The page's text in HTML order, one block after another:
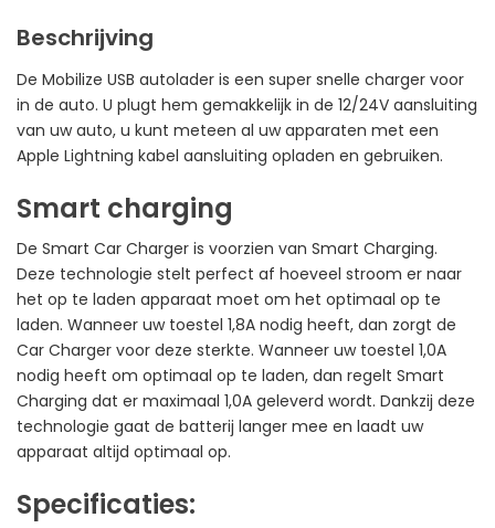
Beschrijving
De Mobilize USB autolader is een super snelle charger voor
in de auto. U plugt hem gemakkelijk in de 12/24V aansluiting
van uw auto, u kunt meteen al uw apparaten met een
Apple Lightning kabel aansluiting opladen en gebruiken.
Smart charging
De Smart Car Charger is voorzien van Smart Charging.
Deze technologie stelt perfect af hoeveel stroom er naar
het op te laden apparaat moet om het optimaal op te
laden. Wanneer uw toestel 1,8A nodig heeft, dan zorgt de
Car Charger voor deze sterkte. Wanneer uw toestel 1,0A
nodig heeft om optimaal op te laden, dan regelt Smart
Charging dat er maximaal 1,0A geleverd wordt. Dankzij deze
technologie gaat de batterij langer mee en laadt uw
apparaat altijd optimaal op.
Specificaties: